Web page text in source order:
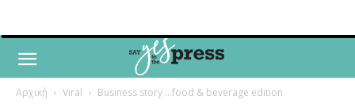
Αρχική Viral Business story ...food & beverage edition